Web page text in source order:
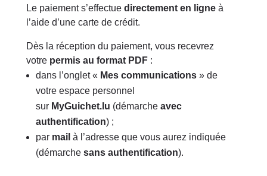
Le paiement s’effectue directement en ligne à
l’aide d’une carte de crédit.
Dès la réception du paiement, vous recevrez
votre permis au format PDF:
dans l’onglet « Mes communications» de
votre espace personnel
sur MyGuichet.lu (démarche avec
authentification) ;
par mail à l’adresse que vous aurez indiquée
(démarche sans authentification).